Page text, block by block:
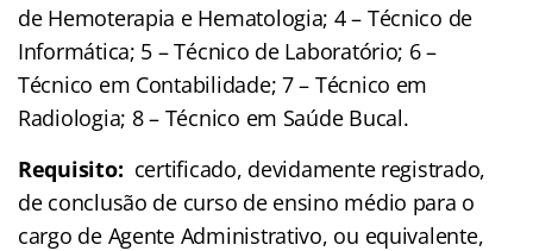
de Hemoterapia e Hematologia; 4 – Técnico de
Informática; 5 – Técnico de Laboratório; 6 –
Técnico em Contabilidade; 7 – Técnico em
Radiologia; 8 – Técnico em Saúde Bucal.
Requisito: certificado, devidamente registrado,
de conclusão de curso de ensino médio para o
cargo de Agente Administrativo, ou equivalente,